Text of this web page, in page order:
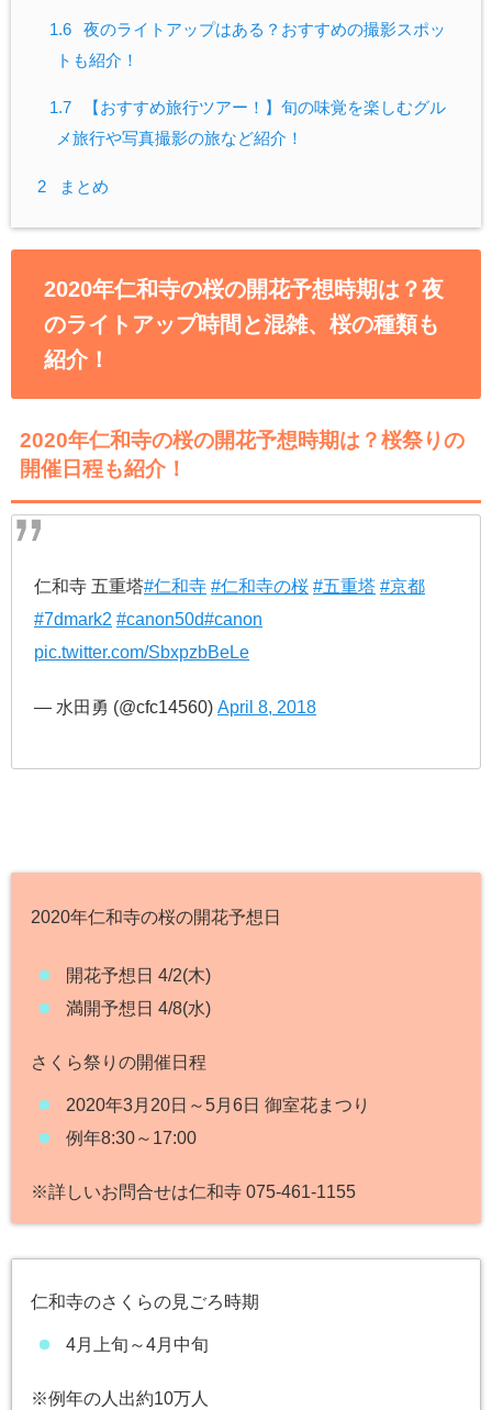
1.6
夜のライトアップはある？おすすめの撮影スポッ
トも紹介！
1.7
【おすすめ旅行ツアー！】旬の味覚を楽しむグル
メ旅行や写真撮影の旅など紹介！
2 まとめ
2020年仁和寺の桜の開花予想時期は？夜
のライトアップ時間と混雑、桜の種類も
紹介！
2020年仁和寺の桜の開花予想時期は？桜祭りの
開催日程も紹介！
仁和寺 五重塔#仁和寺 #仁和寺の桜 #五重塔 #京都
#7dmark2 #canon50d#canon
pic.twitter.com/SbxpzbBeLe
— 水田勇 (@cfc14560) April 8, 2018
2020年仁和寺の桜の開花予想日
開花予想日 4/2(木)
満開予想日 4/8(水)
さくら祭りの開催日程
2020年3月20日～5月6日 御室花まつり
例年8:30～17:00
※詳しいお問合せは仁和寺 075-461-1155
仁和寺のさくらの見ごろ時期
4月上旬～4月中旬
※例年の人出約10万人